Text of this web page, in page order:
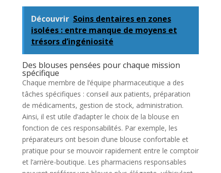
Découvrir Soins dentaires en zones
isolées : entre manque de moyens et
trésors d’ingéniosité
Des blouses pensées pour chaque mission
spécifique
Chaque membre de l’équipe pharmaceutique a des
tâches spécifiques : conseil aux patients, préparation
de médicaments, gestion de stock, administration.
Ainsi, il est utile d’adapter le choix de la blouse en
fonction de ces responsabilités. Par exemple, les
préparateurs ont besoin d’une blouse confortable et
pratique pour se mouvoir rapidement entre le comptoir
et l’arrière-boutique. Les pharmaciens responsables